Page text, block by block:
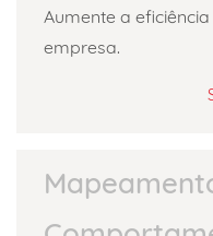
Aumente a
empresa.